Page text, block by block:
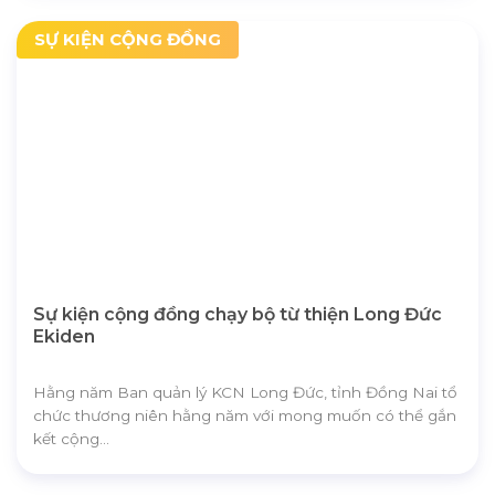
SỰ KIỆN CỘNG ĐỒNG
Sự kiện cộng đồng chạy bộ từ thiện Long Đức
Ekiden
Hằng năm Ban quản lý KCN Long Đức, tỉnh Đồng Nai tổ
chức thương niên hằng năm với mong muốn có thể gắn
kết cộng...